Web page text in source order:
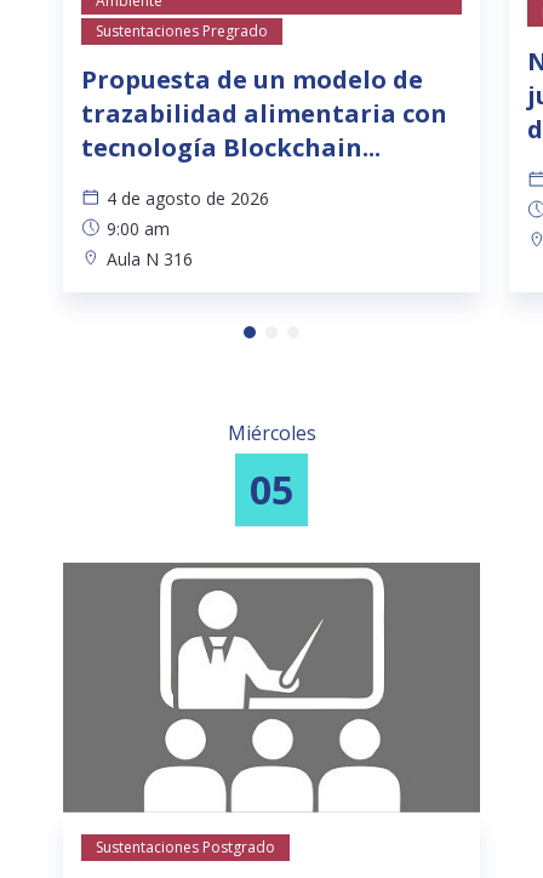
Sustentaciones Pregrado
Propuesta de un modelo de
trazabilidad alimentaria con
tecnología Blockchain...
4 de agosto de 2026
9:00 am
Aula N 316
Miércoles
05
Sustentaciones Postgrado